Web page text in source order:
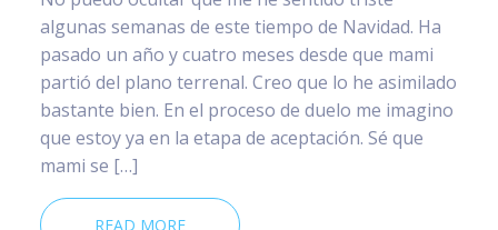
algunas semanas de este tiempo de Navidad. Ha
pasado un año y cuatro meses desde que mami
partió del plano terrenal. Creo que lo he asimilado
bastante bien. En el proceso de duelo me imagino
que estoy ya en la etapa de aceptación. Sé que
mami se […]
READ MORE